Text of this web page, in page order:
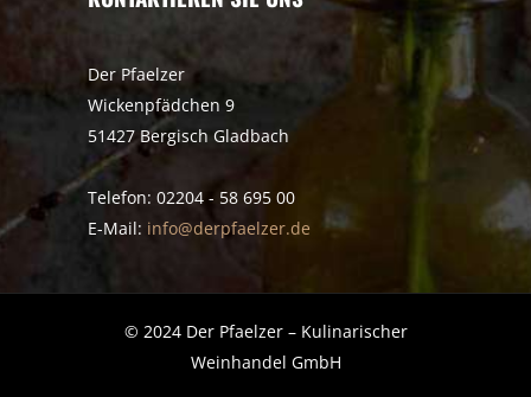
Der Pfaelzer
Wickenpfädchen 9
51427 Bergisch Gladbach
Telefon: 02204 - 58 695 00
E-Mail: info@derpfaelzer.de
© 2024 Der Pfaelzer – Kulinarischer
Weinhandel GmbH